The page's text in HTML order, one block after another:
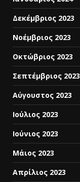
Δεκέμβριος 2023
Νοέμβριος 2023
Οκτώβριος 2023
Σεπτέμβριος 2023
Αύγουστος 2023
Ιούλιος 2023
Ιούνιος 2023
Μάιος 2023
Απρίλιος 2023